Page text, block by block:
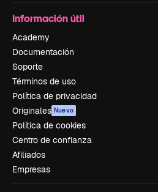
Información útil
Academy
Documentación
Soporte
Términos de uso
Política de privacidad
Originales Nuevo
Política de cookies
Centro de confianza
Afiliados
Empresas